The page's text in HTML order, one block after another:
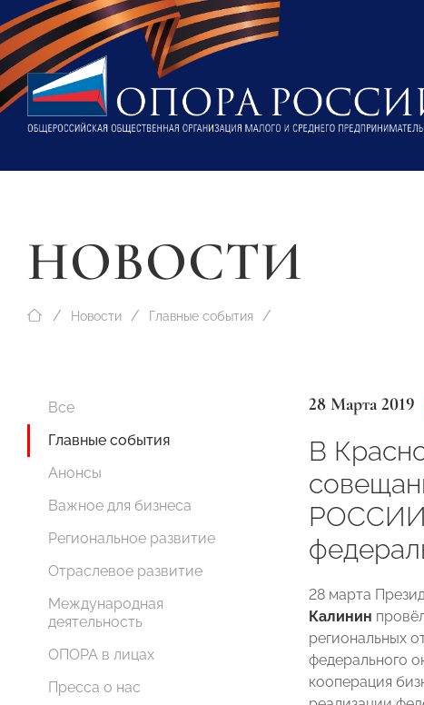
НОВОСТИ
Новости Главные события
Все
Главные события
Анонсы
Важное для бизнеса
Региональное развитие
Отраслевое развитие
Международная
деятельность
ОПОРА в лицах
Пресса о нас
28 Марта 2019
В
28 марта
Калинин
региональных
федерального
кооперация